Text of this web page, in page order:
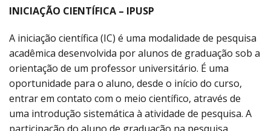
INICIAÇÃO CIENTÍFICA – IPUSP
A iniciação científica (IC) é uma modalidade de pesquisa
acadêmica desenvolvida por alunos de graduação sob a
orientação de um professor universitário. É uma
oportunidade para o aluno, desde o início do curso,
entrar em contato com o meio científico, através de
uma introdução sistemática à atividade de pesquisa. A